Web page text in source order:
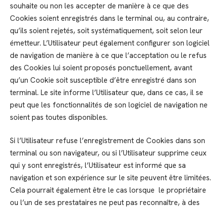
souhaite ou non les accepter de manière à ce que des
Cookies soient enregistrés dans le terminal ou, au contraire,
qu’ils soient rejetés, soit systématiquement, soit selon leur
émetteur. L’Utilisateur peut également configurer son logiciel
de navigation de manière à ce que l’acceptation ou le refus
des Cookies lui soient proposés ponctuellement, avant
qu’un Cookie soit susceptible d’être enregistré dans son
terminal. Le site informe l’Utilisateur que, dans ce cas, il se
peut que les fonctionnalités de son logiciel de navigation ne
soient pas toutes disponibles.
Si l’Utilisateur refuse l’enregistrement de Cookies dans son
terminal ou son navigateur, ou si l’Utilisateur supprime ceux
qui y sont enregistrés, l’Utilisateur est informé que sa
navigation et son expérience sur le site peuvent être limitées.
Cela pourrait également être le cas lorsque le propriétaire
ou l’un de ses prestataires ne peut pas reconnaître, à des